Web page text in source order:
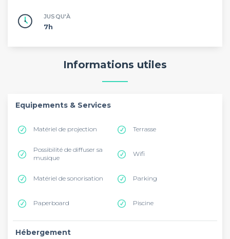
JUSQU'À
7h
Informations utiles
Equipements & Services
Matériel de projection Terrasse
Possibilité de diffuser sa
musique
Wifi
Matériel de sonorisation Parking
Paperboard Piscine
Hébergement